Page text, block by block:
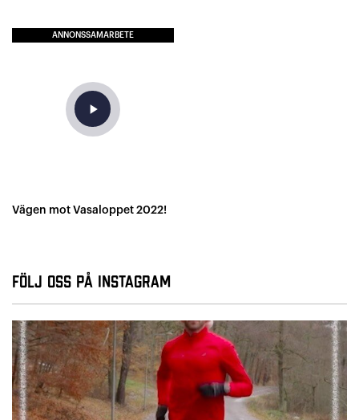
ANNONSSAMARBETE
play_arrow
Vägen mot Vasaloppet 2022!
Följ oss på Instagram